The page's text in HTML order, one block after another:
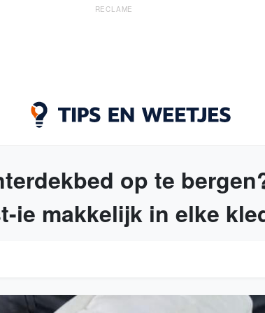
RECLAME
op te
ie makkelijk in elke